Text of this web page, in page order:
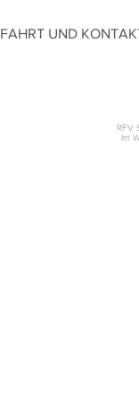
UND
RFV
Im